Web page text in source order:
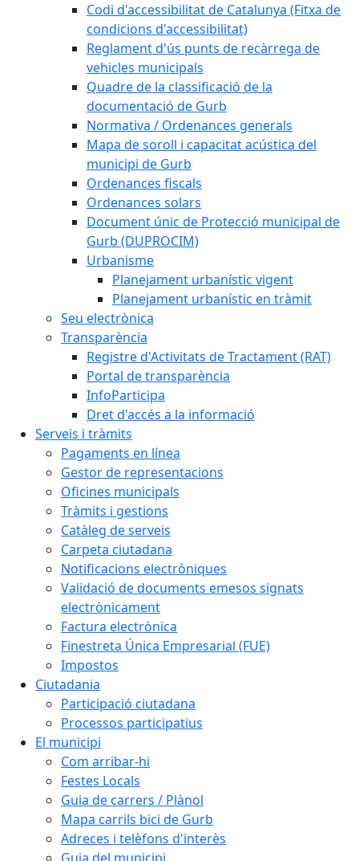
Codi d'accessibilitat de Catalunya (Fitxa de
condicions d'accessibilitat)
Reglament d'ús punts de recàrrega de
vehicles municipals
Quadre de la classificació de la
documentació de Gurb
Normativa / Ordenances generals
Mapa de soroll i capacitat acústica del
municipi de Gurb
Ordenances fiscals
Ordenances solars
Document únic de Protecció municipal de
Gurb (DUPROCIM)
Urbanisme
Planejament urbanístic vigent
Planejament urbanístic en tràmit
Seu electrònica
Transparència
Registre d'Activitats de Tractament (RAT)
Portal de transparència
InfoParticipa
Dret d'accés a la informació
Serveis i tràmits
Pagaments en línea
Gestor de representacions
Oficines municipals
Tràmits i gestions
Catàleg de serveis
Carpeta ciutadana
Notificacions electròniques
Validació de documents emesos signats
electrònicament
Factura electrònica
Finestreta Única Empresarial (FUE)
Impostos
Ciutadania
Participació ciutadana
Processos participatius
El municipi
Com arribar-hi
Festes Locals
Guia de carrers / Plànol
Mapa carrils bici de Gurb
Adreces i telèfons d'interès